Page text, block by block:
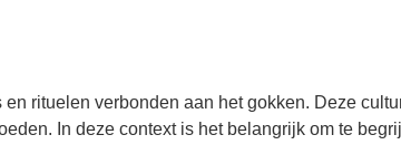
rituelen verbonden aan het gokken. Deze
In deze context is het belangrijk om te